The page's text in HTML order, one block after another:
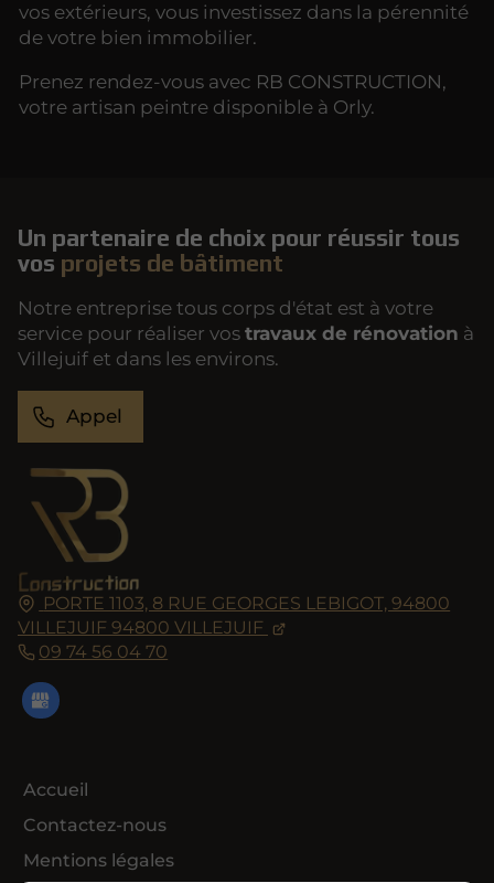
vos extérieurs, vous investissez dans la pérennité
de votre bien immobilier.
Prenez rendez-vous avec RB CONSTRUCTION,
votre artisan peintre disponible à Orly.
PORTE 1103, 8 RUE GEORGES LEBIGOT, 94800
VILLEJUIF 94800 VILLEJUIF
09 74 56 04 70
Accueil
Contactez-nous
Mentions légales
Un partenaire de choix pour réussir tous
vos projets de bâtiment
Notre entreprise tous corps d'état est à votre
service pour réaliser vos travaux de rénovation à
Villejuif et dans les environs.
Appel